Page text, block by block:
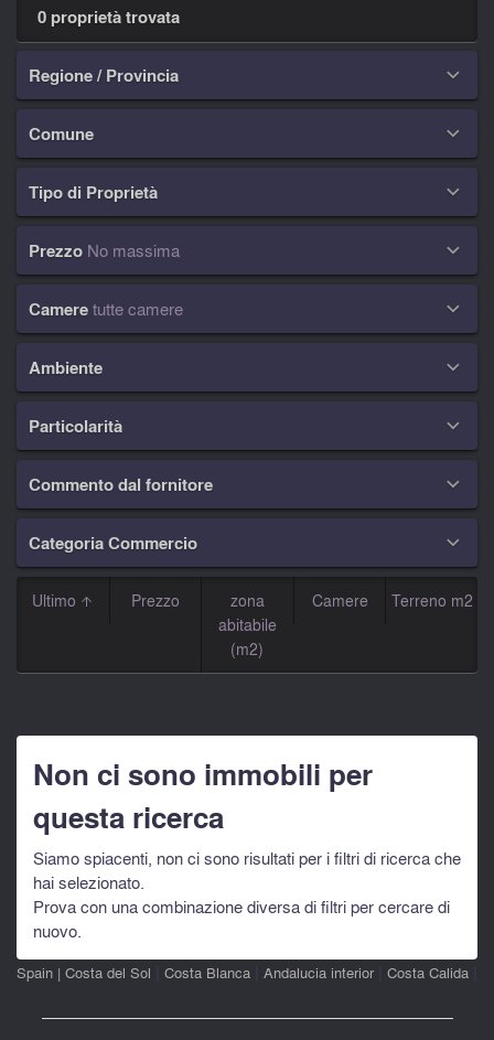
0 proprietà trovata
Regione / Provincia 
Comune 
Tipo di Proprietà 
Prezzo No massima 
Cameretutte camere 
Ambiente 
Particolarità 
Commento dal fornitore 
Categoria Commercio 
Ultimo Prezzo
zona
abitabile
(m2)
Camere Terreno m2
Non ci sono immobili per
questa ricerca
Siamo spiacenti, non ci sono risultati per i filtri di ricerca che
hai selezionato.
Prova con una combinazione diversa di filtri per cercare di
nuovo.
Spain | Costa del Sol Costa Blanca Andalucia interior Costa Calida